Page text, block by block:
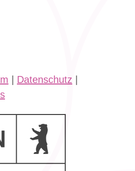
Datenschutz